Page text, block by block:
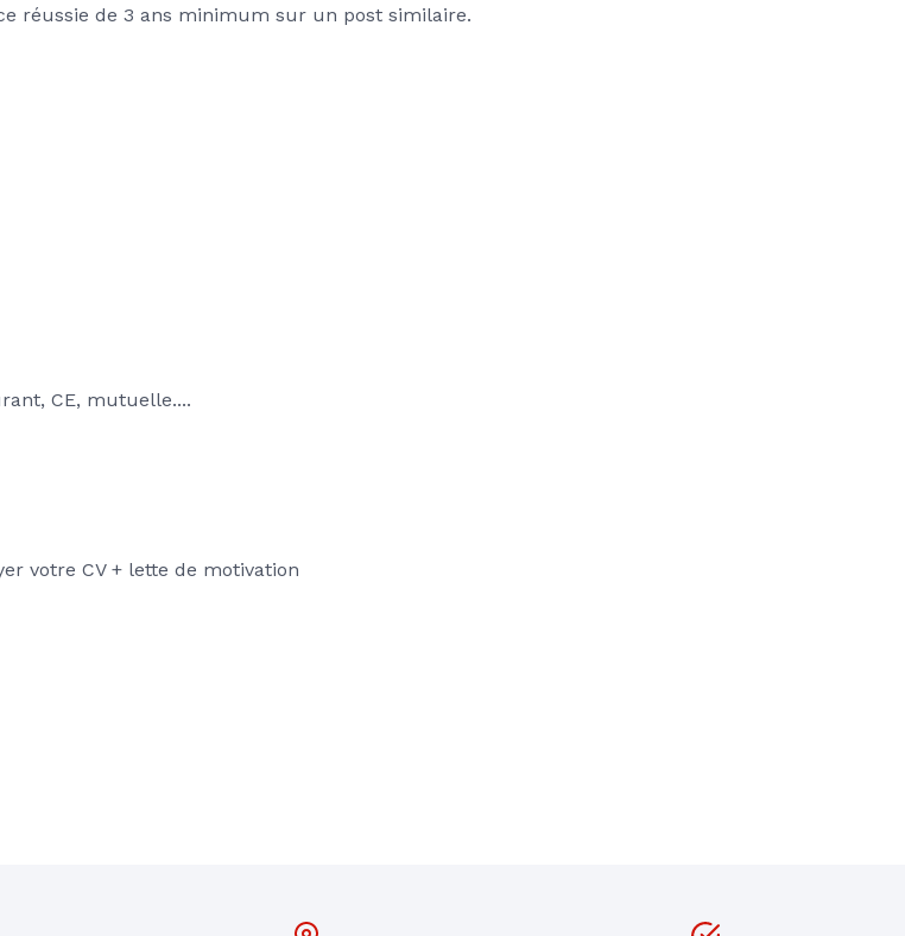
réussie de 3 ans minimum sur un post similaire.
CE, mutuelle....
votre CV + lette de motivation